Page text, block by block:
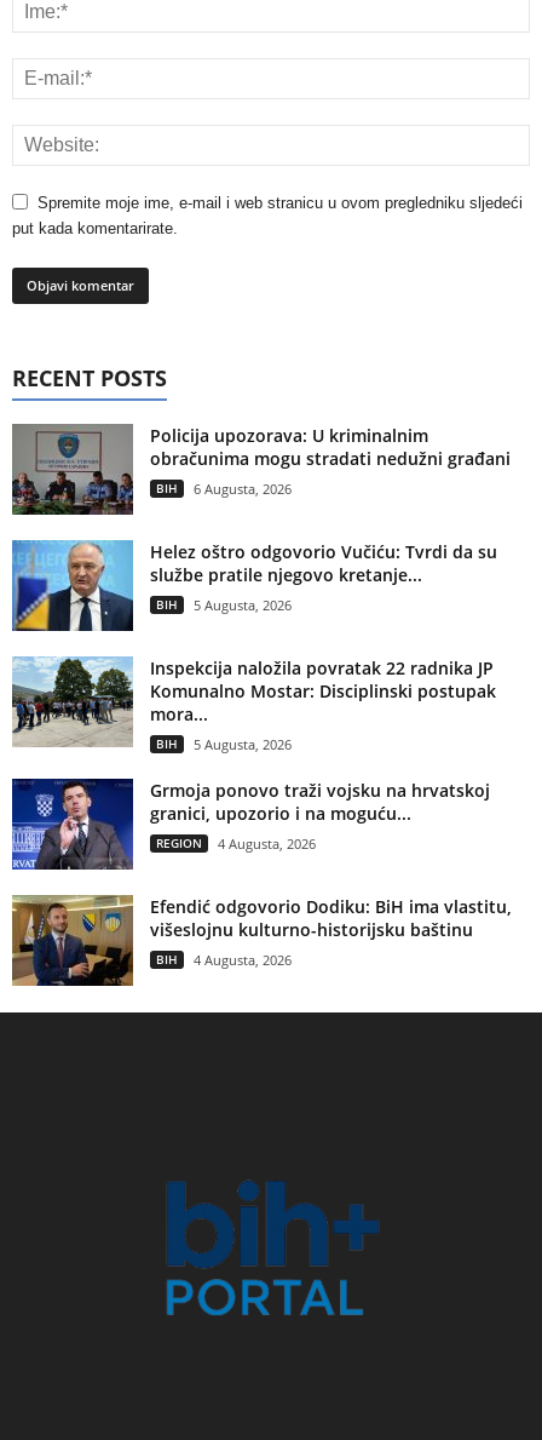
Spremite moje ime, e-mail i web stranicu u ovom pregledniku sljedeći
put kada komentarirate.
RECENT POSTS
Policija upozorava: U kriminalnim
obračunima mogu stradati nedužni građani
BIH 6 Augusta, 2026
Helez oštro odgovorio Vučiću: Tvrdi da su
službe pratile njegovo kretanje...
BIH 5 Augusta, 2026
Inspekcija naložila povratak 22 radnika JP
Komunalno Mostar: Disciplinski postupak
mora...
BIH 5 Augusta, 2026
Grmoja ponovo traži vojsku na hrvatskoj
granici, upozorio i na moguću...
REGION 4 Augusta, 2026
Efendić odgovorio Dodiku: BiH ima vlastitu,
višeslojnu kulturno-historijsku baštinu
BIH 4 Augusta, 2026